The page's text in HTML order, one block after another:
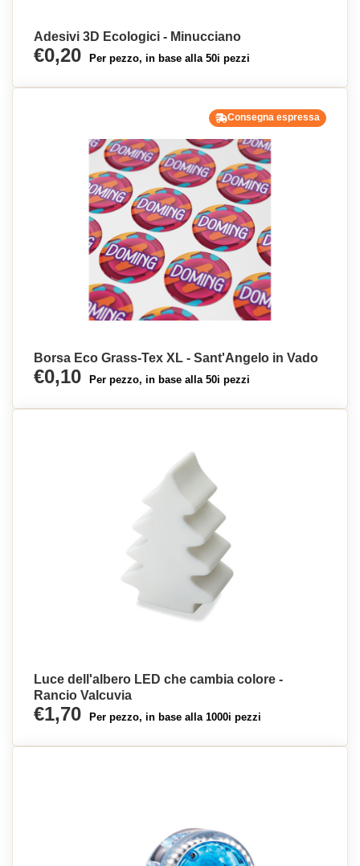
Adesivi 3D Ecologici - Minucciano
€0,20 Per pezzo, in base alla 50i pezzi
Consegna espressa
Borsa Eco Grass-Tex XL - Sant'Angelo in Vado
€0,10 Per pezzo, in base alla 50i pezzi
Luce dell'albero LED che cambia colore -
Rancio Valcuvia
€1,70 Per pezzo, in base alla 1000i pezzi